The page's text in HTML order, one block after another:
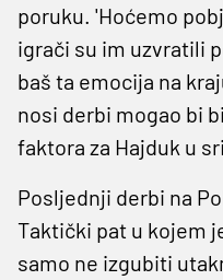
poruku. 'Hoćemo
igrači su im uzvratili
baš ta emocija na
nosi derbi mogao bi
faktora za Hajduk u
Posljednji derbi na
Taktički pat u kojem
samo ne izgubiti